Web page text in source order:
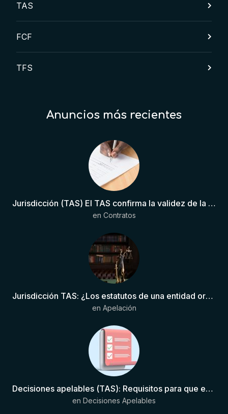
TAS
FCF
TFS
Anuncios más recientes
Jurisdicción (TAS) El TAS confirma la validez de la cláusula de sumisión jurisdiccional en el contrato del futbolista.
en Contratos
Jurisdicción TAS: ¿Los estatutos de una entidad organizadora de una liga de fútbol pueden otorgar competencia de forma directa al TAS?
en Apelación
Decisiones apelables (TAS): Requisitos para que exista una decisión
en Decisiones Apelables